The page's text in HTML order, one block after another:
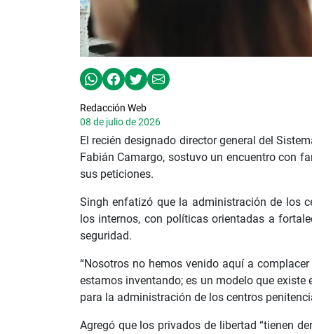
Redacción Web
08 de julio de 2026
El recién designado director general del
Fabián Camargo, sostuvo un encuentro con
sus peticiones.
Singh enfatizó que la administración de los
los internos, con políticas orientadas a
seguridad.
“Nosotros no hemos venido aquí a
estamos inventando; es un modelo que existe
para la administración de los centros
Agregó que los privados de libertad “tienen